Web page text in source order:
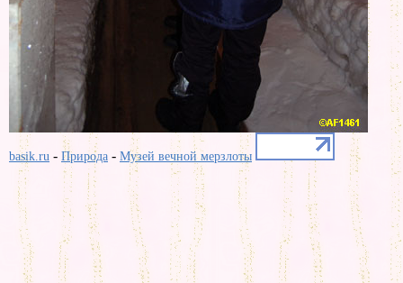
basik.ru - Природа - Музей вечной мерзлоты